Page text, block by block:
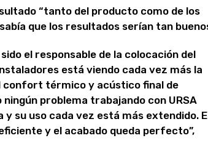
“tanto del producto como de los
que los resultados serían tan
sido el responsable de la colocación del
está viendo cada vez más la
confort térmico y acústico final de
problema trabajando con URSA
y su uso cada vez está más extendido.
y el acabado queda perfecto”,